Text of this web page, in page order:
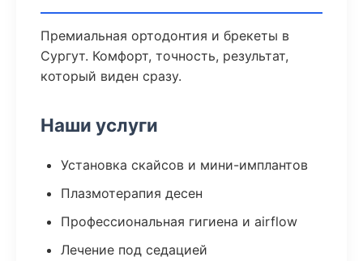
Премиальная ортодонтия и брекеты в
Сургут. Комфорт, точность, результат,
который виден сразу.
Наши услуги
Установка скайсов и мини-имплантов
Плазмотерапия десен
Профессиональная гигиена и airflow
Лечение под седацией